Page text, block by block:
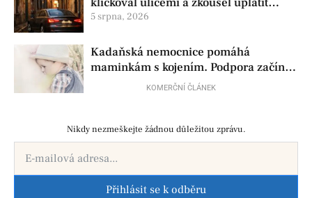
kličkoval ulicemi a zkoušel uplatit
policisty
5 srpna, 2026
Kadaňská nemocnice pomáhá
maminkám s kojením. Podpora začíná
už před porodemKOMERČNÍ ČLÁNEK
Nikdy nezmeškejte žádnou důležitou zprávu.
Přihlásit se k odběru